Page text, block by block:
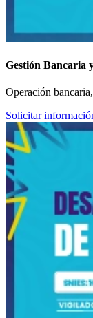
Gestión Bancaria
Operación
Solicitar